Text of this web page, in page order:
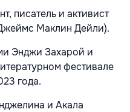
писатель и активист
Маклин Дейли).
Энджи Захарой и
фестивале
года.
и Акала